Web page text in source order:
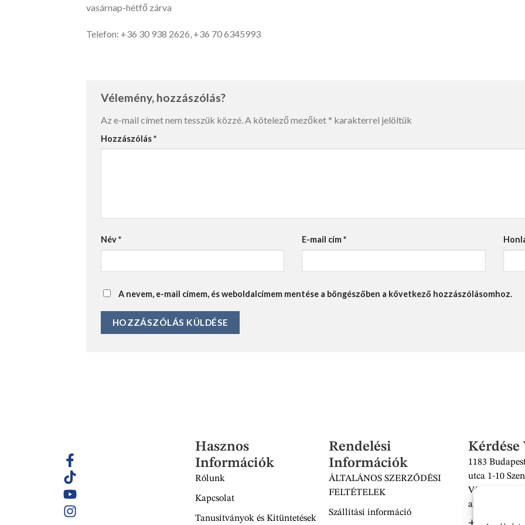
vasárnap-hétfő zárva
Telefon: +36 30 938 2626, +36 70 6345993
Vélemény, hozzászólás?
Az e-mail címet nem tesszük közzé. A kötelező mezőket * karakterrel jelöltük
Hozzászólás*
Név* E-mail cím*
A nevem, e-mail címem, és weboldalcímem mentése a böngészőben a következő hozzászólásomhoz.
Hasznos
Információk
Rólunk
Kapcsolat
Tanusítványok és Kitüntetések
Rendelési
Információk
ÁLTALÁNOS SZERZŐDÉSI
FELTÉTELEK
Szállítási információ
Kérdése
1183
utca 1-10
Vásárcsarnok
alatt
+36 30 938